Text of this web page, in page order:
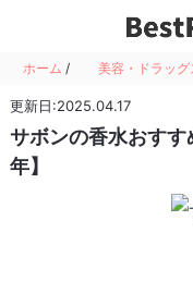
ホーム / 美容・ドラッグ
更新日:2025.04.17
サボンの香水おす
年】